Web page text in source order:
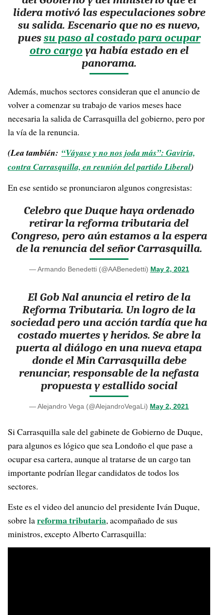
lidera motivó las especulaciones sobre
su salida. Escenario que no es nuevo,
puessu paso al costado para ocupar
otro cargo ya había estado en el
panorama.
Además, muchos sectores consideran que el anuncio de
volver a comenzar su trabajo de varios meses hace
necesaria la salida de Carrasquilla del gobierno, pero por
la vía de la renuncia.
(Lea también: “Váyase y no nos joda más”: Gaviria,
contra Carrasquilla, en reunión del partido Liberal)
En ese sentido se pronunciaron algunos congresistas:
Celebro que Duque haya ordenado
retirar la reforma tributaria del
Congreso, pero aún estamos a la espera
de la renuncia del señor Carrasquilla.
— Armando Benedetti (@AABenedetti) May 2, 2021
El Gob Nal anuncia el retiro de la
Reforma Tributaria. Un logro de la
sociedad pero una acción tardía que ha
costado muertes y heridos. Se abre la
puerta al diálogo en una nueva etapa
donde el Min Carrasquilla debe
renunciar, responsable de la nefasta
propuesta y estallido social
— Alejandro Vega (@AlejandroVegaLi) May 2, 2021
Si Carrasquilla sale del gabinete de Gobierno de Duque,
para algunos es lógico que sea Londoño el que pase a
ocupar esa cartera, aunque al tratarse de un cargo tan
importante podrían llegar candidatos de todos los
sectores.
Este es el video del anuncio del presidente Iván Duque,
sobre lareforma tributaria, acompañado de sus
ministros, excepto Alberto Carrasquilla: